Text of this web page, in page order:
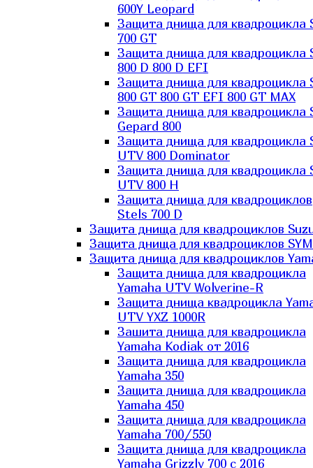
600Y Leopard
Защита днища для квадроцикла
700 GT
Защита днища для квадроцикла
800 D 800 D EFI
Защита днища для квадроцикла
800 GT 800 GT EFI 800 GT MAX
Защита днища для квадроцикла
Gepard 800
Защита днища для квадроцикла
UTV 800 Dominator
Защита днища для квадроцикла
UTV 800 H
Защита днища для квадроциклов
Stels 700 D
Защита днища для квадроциклов
Защита днища для квадроциклов SYM
Защита днища для квадроциклов
Защита днища для квадроцикла
Yamaha UTV Wolverine-R
Защита днища квадроцикла
UTV YXZ 1000R
Зашита днища для квадроцикла
Yamaha Kodiak от 2016
Защита днища для квадроцикла
Yamaha 350
Защита днища для квадроцикла
Yamaha 450
Защита днища для квадроцикла
Yamaha 700/550
Защита днища для квадроцикла
Yamaha Grizzly 700 с 2016